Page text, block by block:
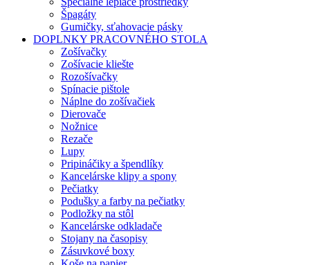
Špagáty
Gumičky, sťahovacie pásky
DOPLNKY PRACOVNÉHO STOLA
Zošívačky
Zošívacie kliešte
Rozošívačky
Spínacie pištole
Náplne do zošívačiek
Dierovače
Nožnice
Rezače
Lupy
Pripináčiky a špendlíky
Kancelárske klipy a spony
Pečiatky
Podušky a farby na pečiatky
Podložky na stôl
Kancelárske odkladače
Stojany na časopisy
Zásuvkové boxy